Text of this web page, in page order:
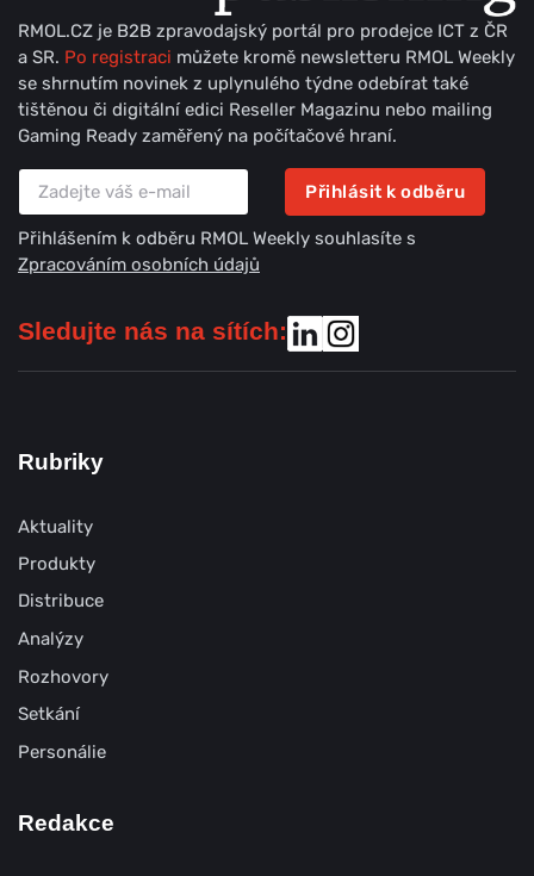
RMOL.CZ je B2B zpravodajský portál pro prodejce ICT z ČR
a SR. Po registraci můžete kromě newsletteru RMOL Weekly
se shrnutím novinek z uplynulého týdne odebírat také
tištěnou či digitální edici Reseller Magazinu nebo mailing
Gaming Ready zaměřený na počítačové hraní.
Přihlásit k odběru
Přihlášením k odběru RMOL Weekly souhlasíte s
Zpracováním osobních údajů
Sledujte nás na sítích:
Rubriky
Aktuality
Produkty
Distribuce
Analýzy
Rozhovory
Setkání
Personálie
Redakce